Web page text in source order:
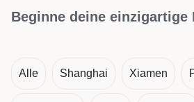
Beginne deine einzigartige
Alle Shanghai Xiamen